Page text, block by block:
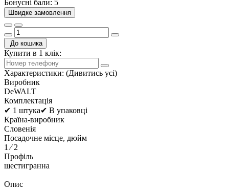
Бонусні бали: 5
Швидке замовлення
До кошика
Купити в 1 клік:
Характеристики: (Дивитись усі)
Виробник
DeWALT
Комплектація
✔ 1 штука✔ В упаковці
Країна-виробник
Словенія
Посадочне місце, дюйм
1 ⁄ 2
Профіль
шестигранна
Опис